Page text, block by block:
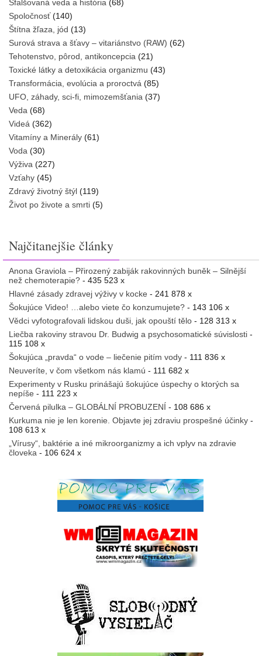
Sfalšovaná veda a história (68)
Spoločnosť(140)
Štítna žľaza, jód (13)
Surová strava a šťavy – vitariánstvo (RAW) (62)
Tehotenstvo, pôrod, antikoncepcia (21)
Toxické látky a detoxikácia organizmu (43)
Transformácia, evolúcia a proroctvá (85)
UFO, záhady, sci-fi, mimozemšťania (37)
Veda (68)
Videá (362)
Vitamíny a Minerály (61)
Voda (30)
Výživa (227)
Vzťahy (45)
Zdravý životný štýl (119)
Život po živote a smrti (5)
Najčitanejšie články
Anona Graviola – Přirozený zabiják rakovinných buněk – Silnější
než chemoterapie? - 435 523 x
Hlavné zásady zdravej výživy v kocke - 241 878 x
Šokujúce Video! …alebo viete čo konzumujete? - 143 106 x
Vědci vyfotografovali lidskou duši, jak opouští tělo - 128 313 x
Liečba rakoviny stravou Dr. Budwig a psychosomatické súvislosti -
115 108 x
Šokujúca „pravda“ o vode – liečenie pitím vody - 111 836 x
Neuveríte, v čom všetkom nás klamú - 111 682 x
Experimenty v Rusku prinášajú šokujúce úspechy o ktorých sa
nepíše - 111 223 x
Červená pilulka – GLOBÁLNÍ PROBUZENÍ - 108 686 x
Kurkuma nie je len korenie. Objavte jej zdraviu prospešné účinky -
108 613 x
„Vírusy“, baktérie a iné mikroorganizmy a ich vplyv na zdravie
človeka - 106 624 x